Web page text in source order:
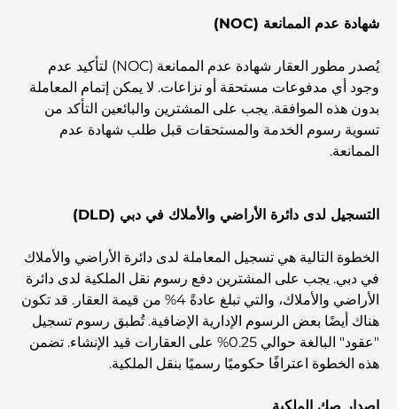
أفضل إقامة محلية في دبي: أفضل الفنادق والمنتجعات
أفضل المطاعم لتناول غداء عمل في مركز دبي المالي العالمي
أغلى ماركات الملابس في العالم
العمارة العثمانية: إرث غني من الفن والثقافة والإمبراطورية
كيف تختار مستشارًا ماليًا في دبي؟
أغلى الطائرات الخاصة: نظرة على عالم الرفاهية في عالم
الطيران للمليارديرات
شهادة عدم الممانعة (NOC)
يُصدر مطور العقار شهادة عدم الممانعة (NOC) لتأكيد عدم
وجود أي مدفوعات مستحقة أو نزاعات. لا يمكن إتمام المعاملة
بدون هذه الموافقة. يجب على المشترين والبائعين التأكد من
تسوية رسوم الخدمة والمستحقات قبل طلب شهادة عدم
الممانعة.
التسجيل لدى دائرة الأراضي والأملاك في دبي (DLD)
الخطوة التالية هي تسجيل المعاملة لدى دائرة الأراضي والأملاك
في دبي. يجب على المشترين دفع رسوم نقل الملكية لدى دائرة
الأراضي والأملاك، والتي تبلغ عادةً 4% من قيمة العقار. قد تكون
هناك أيضًا بعض الرسوم الإدارية الإضافية. تُطبق رسوم تسجيل
"عقود" البالغة حوالي 0.25% على العقارات قيد الإنشاء. تضمن
هذه الخطوة اعترافًا حكوميًا رسميًا بنقل الملكية.